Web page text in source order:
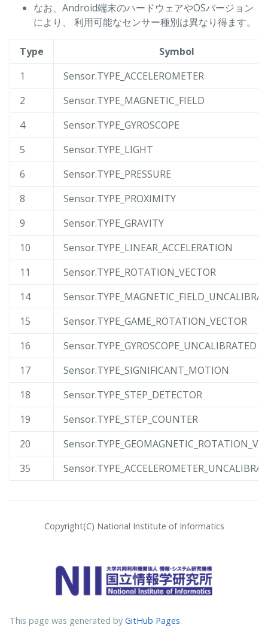
なお、Android端末のハードウェアやOSバージョン
により、 利用可能なセンサー種別は異なり得ます。
Type
Symbol
1
Sensor.TYPE_ACCELEROMETER
2
Sensor.TYPE_MAGNETIC_FIELD
4
Sensor.TYPE_GYROSCOPE
5
Sensor.TYPE_LIGHT
6
Sensor.TYPE_PRESSURE
8
Sensor.TYPE_PROXIMITY
9
Sensor.TYPE_GRAVITY
10
Sensor.TYPE_LINEAR_ACCELERATION
11
Sensor.TYPE_ROTATION_VECTOR
14
15
Sensor.TYPE_GAME_ROTATION_VECTOR
16
Sensor.TYPE_GYROSCOPE_UNCALIBRATED
17
Sensor.TYPE_SIGNIFICANT_MOTION
18
Sensor.TYPE_STEP_DETECTOR
19
Sensor.TYPE_STEP_COUNTER
20
35
Copyright(C) National Institute of Informatics
This page was generated by GitHub Pages.